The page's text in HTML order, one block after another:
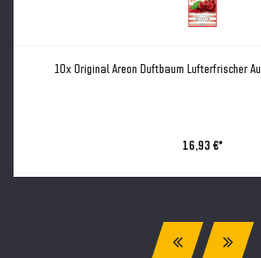
10x Original Areon Duftbaum Lufterfrischer
16,93 €*